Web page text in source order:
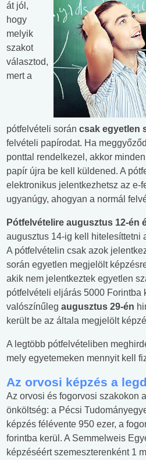
át jól,
hogy
melyik
szakot
választod,
mert a
pótfelvételi során csak egyetlen
felvételi papírodat. Ha
ponttal rendelkezel, akkor
papír újra be kell küldened. A
elektronikus jelentkezhetsz az e-
ugyanúgy, ahogyan a normál
Pótfelvételire augusztus 12-én
augusztus 14-ig kell hitelesíttetni
A pótfelvételin csak azok
során egyetlen megjelölt
akik nem jelentkeztek egyetlen
pótfelvételi eljárás 5000 Forintba
valószínűleg augusztus 29-én
került be az általa megjelölt
A legtöbb pótfelvételiben
mely egyetemeken mennyit kell
Az orvosi képzés a
Az orvosi és fogorvosi szakokon
önköltség: a Pécsi
képzés félévente 950 ezer, a
forintba kerül. A Semmelweis
képzéséért szemeszterenként 1